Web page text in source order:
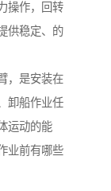
操作，回转
供稳定、的
，是安装在
卸船作业任
运动的能
业前有哪些